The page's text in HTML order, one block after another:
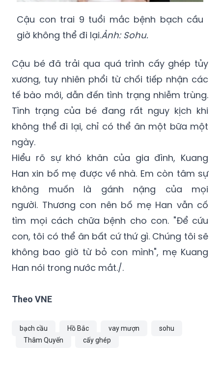
giờ không thể đi lại. Ảnh: Sohu.
Cậu bé đã trải qua quá trình cấy ghép tủy
xương, tuy nhiên phổi từ chối tiếp nhận các
tế bào mới, dẫn đến tình trạng nhiễm trùng.
Tình trạng của bé đang rất nguy kịch khi
không thể đi lại, chỉ có thể ăn một bữa một
ngày.
Hiểu rõ sự khó khăn của gia đình, Kuang
Han xin bố mẹ được về nhà. Em còn tâm sự
không muốn là gánh nặng của mọi
người. Thương con nên bố mẹ Han vẫn cố
tìm mọi cách chữa bệnh cho con. "Để cứu
con, tôi có thể ăn bất cứ thứ gì. Chúng tôi sẽ
Han nói trong nước mắt./.
Theo VNE